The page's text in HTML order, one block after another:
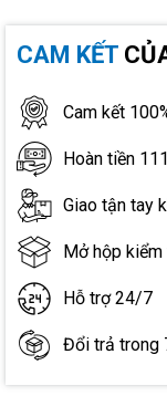
CAM KẾT
Cam kết
Hoàn tiền
Giao tận tay
Mở hộp kiểm
Hỗ trợ 24/7
Đổi trả trong